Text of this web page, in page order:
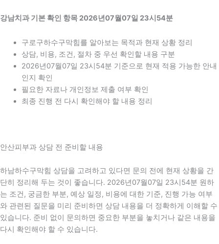
강남치과 기본 확인 항목 2026년07월07일 23시54분
구로구하수구막힘를 알아보는 목적과 현재 상황 정리
상담, 비용, 조건, 절차 중 우선 확인할 내용 구분
2026년07월07일 23시54분 기준으로 현재 적용 가능한 안내
인지 확인
필요한 자료나 개인정보 제출 여부 확인
최종 진행 전 다시 확인해야 할 내용 정리
안산피부과 상담 전 준비할 내용
하남하수구막힘 상담을 고려하고 있다면 문의 전에 현재 상황을 간
단히 정리해 두는 것이 좋습니다. 2026년07월07일 23시54분 원하
는 조건, 궁금한 부분, 예상 일정, 비용에 대한 기준, 진행 가능 여부
와 관련된 질문을 미리 준비하면 상담 내용을 더 정확하게 이해할 수
있습니다. 준비 없이 문의하면 중요한 부분을 놓치거나 같은 내용을
다시 확인해야 할 수 있습니다.